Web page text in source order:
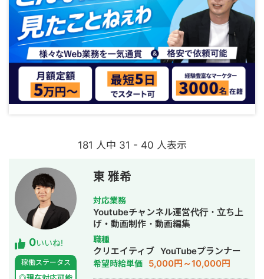
181 人中 31 - 40 人表示
0いいね!
稼働ステータス
東 雅希
対応業務
Youtubeチャンネル運営代行・立ち上
げ・動画制作・動画編集
職種
クリエイティブ YouTubeプランナー
希望時給単価 5,000円～10,000円